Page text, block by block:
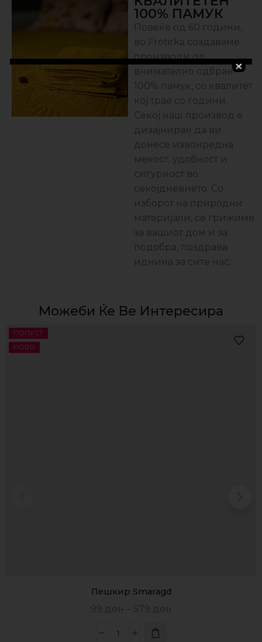
100% ПАМУК
Повеќе од 60 години,
во Frotirka создаваме
производи од
внимателно одбран
100% памук, со квалитет
кој трае со години.
Секој наш производ е
дизајниран да ви
донесе извонредна
мекост, удобност и
сигурност во
секојдневието. Со
изборот на природни
материјали, се грижиме
за вашиот дом и за
подобра, поздравa
иднина за сите нас.
Можеби Ќе Ве Интересира
ПОПУСТ
НОВО
Пешкир Smaragd
99 ден 579 ден